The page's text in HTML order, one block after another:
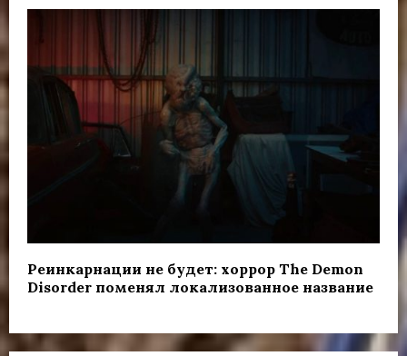
Реинкарнации не будет: хоррор The Demon
Disorder поменял локализованное название